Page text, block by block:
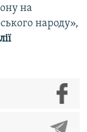
на
народу»,